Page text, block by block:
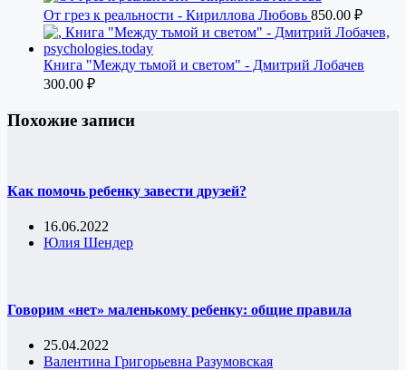
От грез к реальности - Кириллова Любовь 850.00 ₽
Книга "Между тьмой и светом" - Дмитрий Лобачев
300.00 ₽
Похожие записи
Как помочь ребенку завести друзей?
16.06.2022
Юлия Шендер
Говорим «нет» маленькому ребенку: общие правила
25.04.2022
Валентина Григорьевна Разумовская